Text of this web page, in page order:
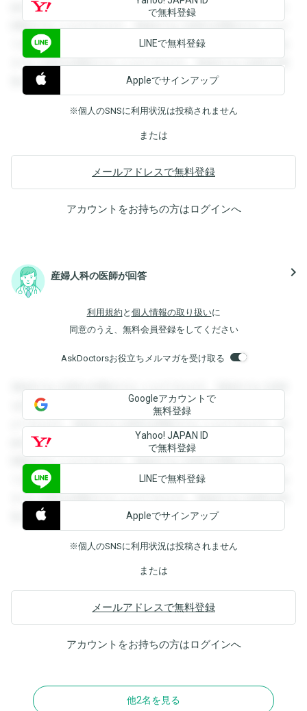
録すると回答を閲覧することができます。登録すると回答を
閲覧することができます。登録すると回答を閲覧することが
できます。登録すると回答を閲覧することができます。登録
すると回答を閲覧することができます。登録すると回答を閲
覧することができます。
で無料登録
LINEで無料登録
Appleでサインアップ
※個人のSNSに利用状況は投稿されません
または
メールアドレスで無料登録
アカウントをお持ちの方はログインへ
産婦人科の医師が回答 navigate_next
利用規約 と 個人情報の取り扱いに
同意のうえ、無料会員登録をしてください
AskDoctorsお役立ちメルマガを受け取る
登録すると回答を閲覧することができます。登録すると回答
を閲覧することができます。登録すると回答を閲覧すること
ができます。登録すると回答を閲覧することができます。登
録すると回答を閲覧することができます。登録すると回答を
閲覧することができます。登録すると回答を閲覧することが
できます。登録すると回答を閲覧することができます。登録
すると回答を閲覧することができます。登録すると回答を閲
覧することができます。
Googleアカウントで
無料登録
Yahoo! JAPAN ID
で無料登録
LINEで無料登録
Appleでサインアップ
※個人のSNSに利用状況は投稿されません
または
メールアドレスで無料登録
アカウントをお持ちの方はログインへ
他2名を見る